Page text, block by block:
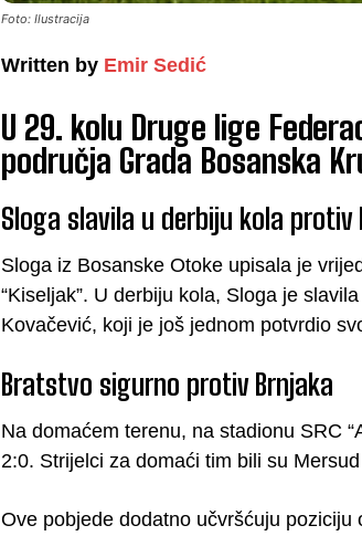
Foto: Ilustracija
Written by Emir Sedić
U 29. kolu Druge lige
područja Grada Bosanska
Sloga slavila u derbiju kola protiv
Sloga iz Bosanske Otoke upisala je
“Kiseljak”. U derbiju kola, Sloga je
Kovačević, koji je još jednom potvrdio
Bratstvo sigurno protiv Brnjaka
Na domaćem terenu, na stadionu SRC
2:0. Strijelci za domaći tim bili su
Ove pobjede dodatno učvršćuju